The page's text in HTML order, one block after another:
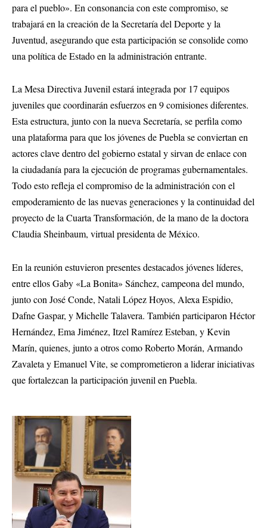
para el pueblo». En consonancia con este compromiso, se
trabajará en la creación de la Secretaría del Deporte y la
Juventud, asegurando que esta participación se consolide como
una política de Estado en la administración entrante.
La Mesa Directiva Juvenil estará integrada por 17 equipos
juveniles que coordinarán esfuerzos en 9 comisiones diferentes.
Esta estructura, junto con la nueva Secretaría, se perfila como
una plataforma para que los jóvenes de Puebla se conviertan en
actores clave dentro del gobierno estatal y sirvan de enlace con
la ciudadanía para la ejecución de programas gubernamentales.
Todo esto refleja el compromiso de la administración con el
empoderamiento de las nuevas generaciones y la continuidad del
proyecto de la Cuarta Transformación, de la mano de la doctora
Claudia Sheinbaum, virtual presidenta de México.
En la reunión estuvieron presentes destacados jóvenes líderes,
entre ellos Gaby «La Bonita» Sánchez, campeona del mundo,
junto con José Conde, Natali López Hoyos, Alexa Espidio,
Dafne Gaspar, y Michelle Talavera. También participaron Héctor
Hernández, Ema Jiménez, Itzel Ramírez Esteban, y Kevin
Marín, quienes, junto a otros como Roberto Morán, Armando
Zavaleta y Emanuel Vite, se comprometieron a liderar iniciativas
que fortalezcan la participación juvenil en Puebla.